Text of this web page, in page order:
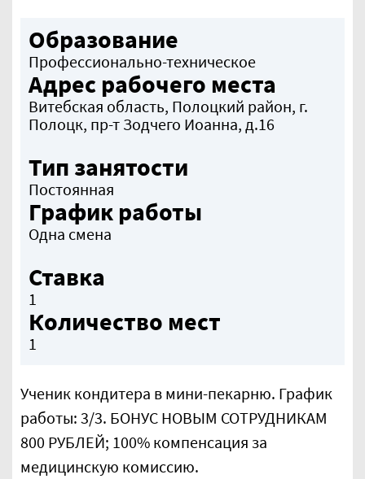
Образование
Профессионально-техническое
Адрес рабочего места
Витебская область, Полоцкий район, г.
Полоцк, пр-т Зодчего Иоанна, д.16
Тип занятости
Постоянная
График работы
Одна смена
Ставка
1
Количество мест
1
Ученик кондитера в мини-пекарню. График
работы: 3/3. БОНУС НОВЫМ СОТРУДНИКАМ
800 РУБЛЕЙ; 100% компенсация за
медицинскую комиссию.